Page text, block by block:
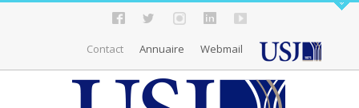
Contact Annuaire Webmail